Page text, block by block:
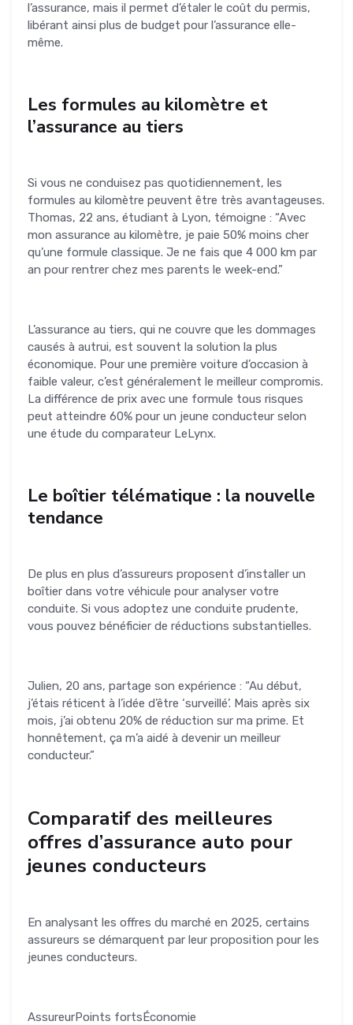
l’assurance, mais il permet d’étaler le coût du permis,
libérant ainsi plus de budget pour l’assurance elle-
même.
Les formules au kilomètre et
l’assurance au tiers
Si vous ne conduisez pas quotidiennement, les
formules au kilomètre peuvent être très avantageuses.
Thomas, 22 ans, étudiant à Lyon, témoigne : “Avec
mon assurance au kilomètre, je paie 50% moins cher
qu’une formule classique. Je ne fais que 4 000 km par
an pour rentrer chez mes parents le week-end.”
L’assurance au tiers, qui ne couvre que les dommages
causés à autrui, est souvent la solution la plus
économique. Pour une première voiture d’occasion à
faible valeur, c’est généralement le meilleur compromis.
La différence de prix avec une formule tous risques
peut atteindre 60% pour un jeune conducteur selon
une étude du comparateur LeLynx.
Le boîtier télématique : la nouvelle
tendance
De plus en plus d’assureurs proposent d’installer un
boîtier dans votre véhicule pour analyser votre
conduite. Si vous adoptez une conduite prudente,
vous pouvez bénéficier de réductions substantielles.
Julien, 20 ans, partage son expérience : “Au début,
j’étais réticent à l’idée d’être ‘surveillé’. Mais après six
mois, j’ai obtenu 20% de réduction sur ma prime. Et
honnêtement, ça m’a aidé à devenir un meilleur
conducteur.”
Comparatif des meilleures
offres d’assurance auto pour
jeunes conducteurs
En analysant les offres du marché en 2025, certains
assureurs se démarquent par leur proposition pour les
jeunes conducteurs.
AssureurPoints fortsÉconomie